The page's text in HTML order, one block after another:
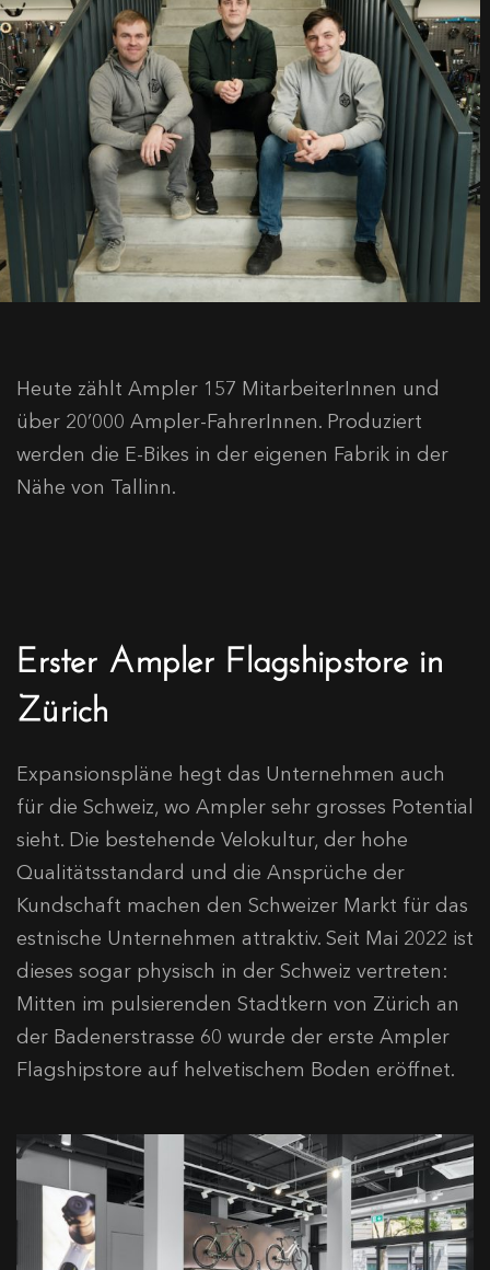
Heute zählt Ampler 157 MitarbeiterInnen und
über 20’000 Ampler-FahrerInnen. Produziert
werden die E-Bikes in der eigenen Fabrik in der
Nähe von Tallinn.
Erster Ampler Flagshipstore in
Zürich
Expansionspläne hegt das Unternehmen auch
für die Schweiz, wo Ampler sehr grosses Potential
sieht. Die bestehende Velokultur, der hohe
Qualitätsstandard und die Ansprüche der
Kundschaft machen den Schweizer Markt für das
estnische Unternehmen attraktiv. Seit Mai 2022 ist
dieses sogar physisch in der Schweiz vertreten:
Mitten im pulsierenden Stadtkern von Zürich an
der Badenerstrasse 60 wurde der erste Ampler
Flagshipstore auf helvetischem Boden eröffnet.